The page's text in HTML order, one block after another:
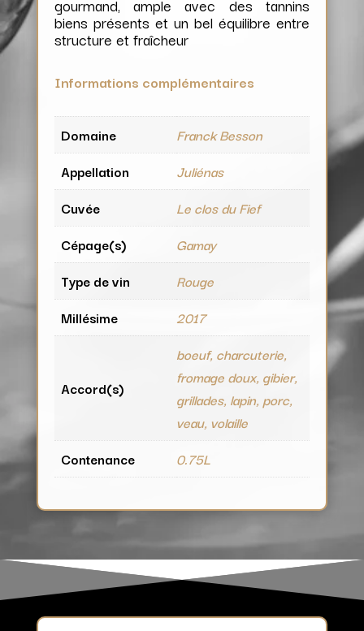
gourmand, ample avec des tannins
biens présents et un bel équilibre entre
structure et fraîcheur
Informations complémentaires
Domaine
Franck Besson
Appellation
Juliénas
Cuvée
Le clos du Fief
Cépage(s)
Gamay
Type de vin
Rouge
Millésime
2017
Accord(s)
boeuf, charcuterie,
fromage doux, gibier,
grillades, lapin, porc,
veau, volaille
Contenance
0.75L